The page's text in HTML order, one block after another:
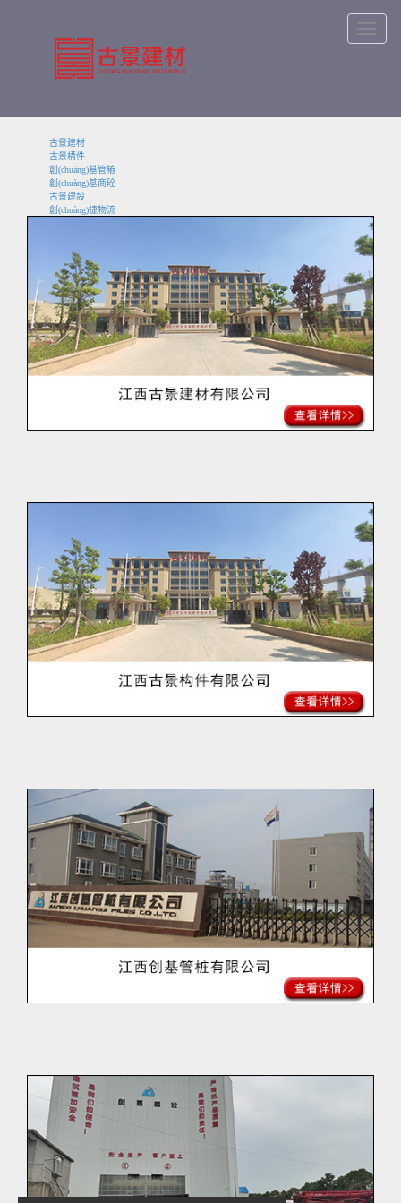
古景建材
古景構件
創(chuàng)基管樁
創(chuàng)基商砼
古景建設
創(chuàng)捷物流